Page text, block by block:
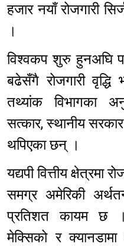
हजार नयाँ रोजगारी
।
विश्वकप शुरु हुनअघि
बढेसँगै रोजगारी
तथ्यांक विभागका
सत्कार, स्थानीय
थपिएका छन् ।
यद्यपी वित्तीय क्षेत्रमा
समग्र अमेरिकी
प्रतिशत कायम छ ।
मेक्सिको र